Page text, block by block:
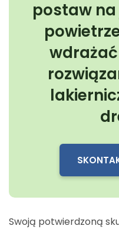
postaw
Swoją potwierdzoną